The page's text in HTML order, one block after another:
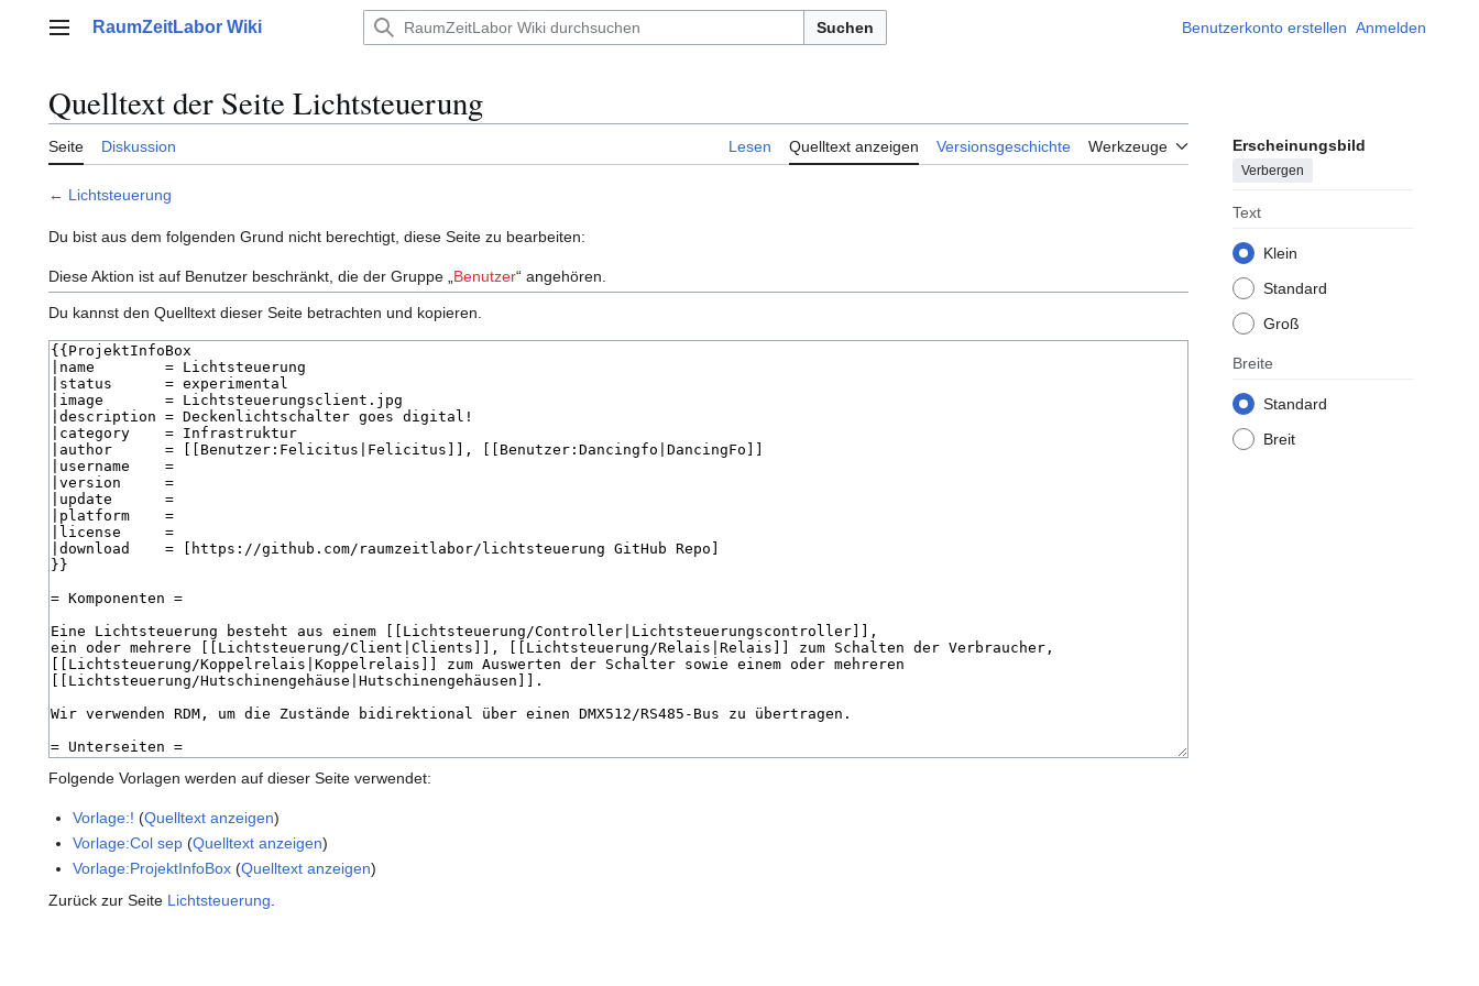
Hauptmenü
RaumZeitLabor Wiki Suchen Benutzerkonto erstellen Anmelden
Quelltext der Seite Lichtsteuerung
Seite Diskussion Lesen Quelltext anzeigen Versionsgeschichte Werkzeuge Erscheinungsbild
Verbergen
Text
Klein
Standard
Groß
Breite
Standard
Breit
← Lichtsteuerung
Du bist aus dem folgenden Grund nicht berechtigt, diese Seite zu bearbeiten:
Diese Aktion ist auf Benutzer beschränkt, die der Gruppe „ Benutzer“ angehören.
Du kannst den Quelltext dieser Seite betrachten und kopieren.
Folgende Vorlagen werden auf dieser Seite verwendet:
Vorlage:! (Quelltext anzeigen)
Vorlage:Col sep (Quelltext anzeigen)
Vorlage:ProjektInfoBox (Quelltext anzeigen)
Zurück zur Seite Lichtsteuerung.